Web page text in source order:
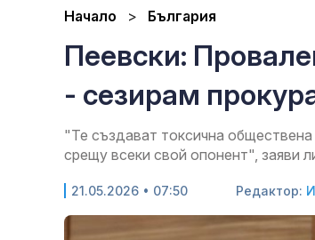
Начало България
Пеевски:
- сезирам
"Те създават токсична
срещу всеки свой опонент", заяви
21.05.2026 • 07:50 Редактор: